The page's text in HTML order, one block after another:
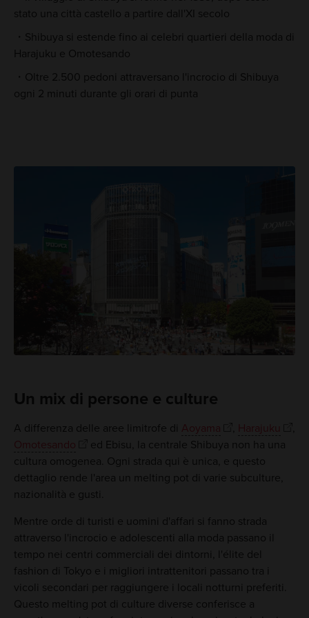
stato una città castello a partire dall'XI secolo
Shibuya si estende fino ai celebri quartieri della moda di
Harajuku e Omotesando
Oltre 2.500 pedoni attraversano l'incrocio di Shibuya
ogni 2 minuti durante gli orari di punta
Un mix di persone e culture
A differenza delle aree limitrofe di Aoyama Harajuku
Omotesando
ed Ebisu, la centrale Shibuya non ha una
cultura omogenea. Ogni strada qui è unica, e questo
dettaglio rende l'area un melting pot di varie subculture,
nazionalità e gusti.
Mentre orde di turisti e uomini d'affari si fanno strada
attraverso l'incrocio e adolescenti alla moda passano il
tempo nei centri commerciali dei dintorni, l'élite del
fashion di Tokyo e i migliori intrattenitori passano tra i
vicoli secondari per raggiungere i locali notturni preferiti.
Questo melting pot di culture diverse conferisce a